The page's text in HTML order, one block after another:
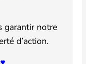
garantir notre
d’action.